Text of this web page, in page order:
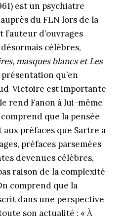
est un psychiatre
du FLN lors de la
l’auteur d’ouvrages
célèbres,
masques blancs et Les
présentation qu’en
Victoire est importante
rend Fanon à lui-même
que la pensée
préfaces que Sartre a
préfaces parsemées
devenues célèbres,
raison de la complexité
comprend que la
dans une perspective
son actualité : « À